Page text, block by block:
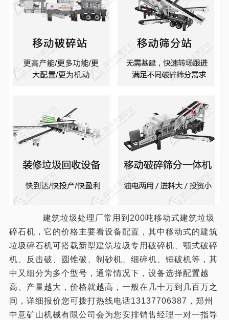
建筑垃圾处理厂常用到200吨移动式建筑垃圾
碎石机，它的价格主要看设备配置，其中移动式的建筑
垃圾碎石机可搭载新型建筑垃圾专用破碎机、颚式破碎
机、反击破、圆锥破、制砂机、细碎机、锤破机等，其
中又细分为多个型号，通常情况下，设备选择配置越
高、产量越大，价格就越高，一般在几十万到几百万之
间，详细报价您可拨打热线电话13137706387，郑州
中意矿山机械有限公司会为您安排销售经理一对一指导